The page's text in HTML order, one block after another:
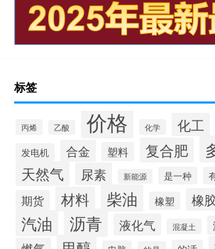
标签
丙烯 乙酸 价格 化学 化工
发电机 合金 塑料 复合肥
天然气 尿素 新能源 是一种
期货 材料 柴油 橡塑 橡
汽油 沥青 液化气 混凝土